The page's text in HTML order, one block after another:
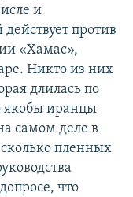
и
против
«Хамас»,
Никто из них
длилась по
якобы иранцы
самом деле в
пленных
что